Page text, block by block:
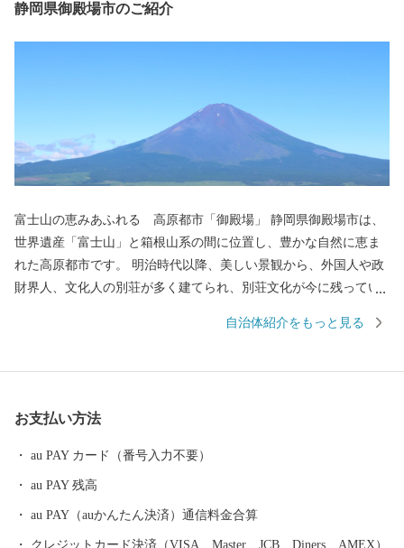
静岡県御殿場市のご紹介
富士山の恵みあふれる 高原都市「御殿場」 静岡県御殿場市は、
世界遺産「富士山」と箱根山系の間に位置し、豊かな自然に恵ま
れた高原都市です。 明治時代以降、美しい景観から、外国人や政
財界人、文化人の別荘が多く建てられ、別荘文化が今に残ってい
され湧き出る美味しい水や高原の気候が、豊かな実りや産品を生
用など環境負荷の低減による「エコ・ガーデンシティ」に向けた
取り組みや地域全体で子どもたちを守り育てる子育て支援、交通
自治体紹介をもっと見る
お支払い方法
au PAY カード（番号入力不要）
au PAY 残高
au PAY（auかんたん決済）通信料金合算
クレジットカード決済（VISA、Master、JCB、Diners、AMEX）